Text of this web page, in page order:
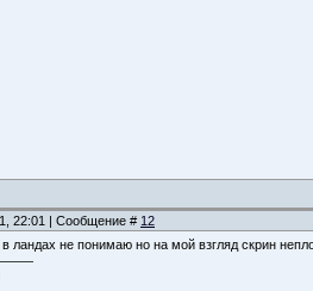
22:01 | Сообщение # 12
ландах не понимаю но на мой взгляд скрин